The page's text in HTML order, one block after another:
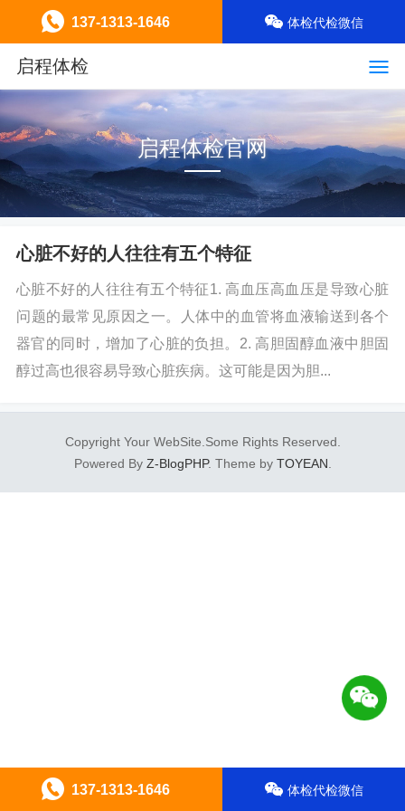
启程体检
启程体检官网
心脏不好的人往往有五个特征
心脏不好的人往往有五个特征1. 高血压高血压是导致心脏
问题的最常见原因之一。人体中的血管将血液输送到各个
器官的同时，增加了心脏的负担。2. 高胆固醇血液中胆固
醇过高也很容易导致心脏疾病。这可能是因为胆...
Copyright Your WebSite.Some Rights Reserved.
Powered By Z-BlogPHP. Theme by TOYEAN
137-1313-1646 体检代检微信
137-1313-1646 体检代检微信